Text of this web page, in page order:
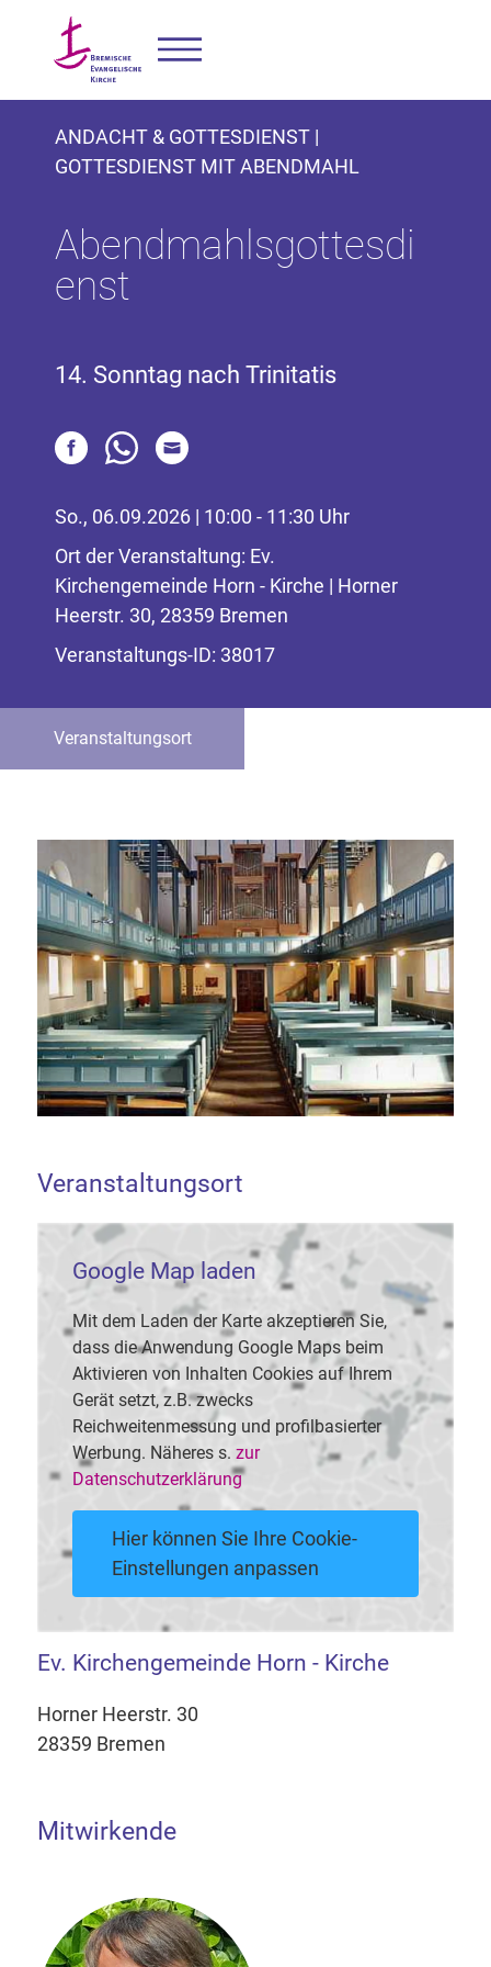
ANDACHT & GOTTESDIENST |
GOTTESDIENST MIT ABENDMAHL
Abendmahlsgottesdi
enst
14. Sonntag nach Trinitatis
So., 06.09.2026 | 10:00 - 11:30 Uhr
Ort der Veranstaltung: Ev.
Kirchengemeinde Horn - Kirche | Horner
Heerstr. 30, 28359 Bremen
Veranstaltungs-ID: 38017
Veranstaltungsort
Veranstaltungsort
Google Map laden
Mit dem Laden der Karte akzeptieren Sie,
dass die Anwendung Google Maps beim
Aktivieren von Inhalten Cookies auf Ihrem
Gerät setzt, z.B. zwecks
Reichweitenmessung und profilbasierter
Werbung. Näheres s. zur
Datenschutzerklärung
Hier können Sie Ihre Cookie-
Einstellungen anpassen
Ev. Kirchengemeinde Horn - Kirche
Horner Heerstr. 30
28359 Bremen
Mitwirkende